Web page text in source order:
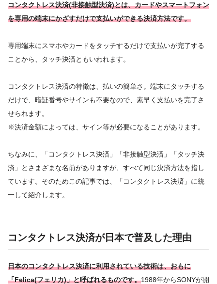
コンタクトレス決済(非接触型決済)とは、カードやスマートフォン
を専用の端末にかざすだけで支払いができる決済方法です。
専用端末にスマホやカードをタッチするだけで支払いが完了する
ことから、タッチ決済ともいわれます。
コンタクトレス決済の特徴は、払いの簡単さ。端末にタッチする
だけで、暗証番号やサインも不要なので、素早く支払いを完了さ
せられます。
※決済金額によっては、サイン等が必要になることがあります。
ちなみに、「コンタクトレス決済」「非接触型決済」「タッチ決
済」とさまざまな名前がありますが、すべて同じ決済方法を指し
ています。そのためこの記事では、「コンタクトレス決済」に統
一して紹介します。
コンタクトレス決済が日本で普及した理由
日本のコンタクトレス決済に利用されている技術は、おもに
「Felica(フェリカ)」と呼ばれるものです。1988年からSONYが開